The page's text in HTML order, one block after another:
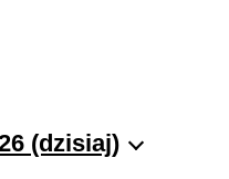
(dzisiaj)